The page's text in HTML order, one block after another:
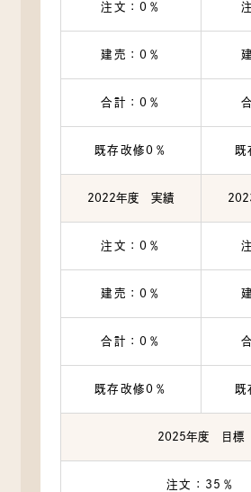
注文：0％
建売：0％
合計：0％
既存改修0％ 既
2022年度 実績
注文：0％
建売：0％
合計：0％
既存改修0％ 既
2025年度 目標
注文：35％